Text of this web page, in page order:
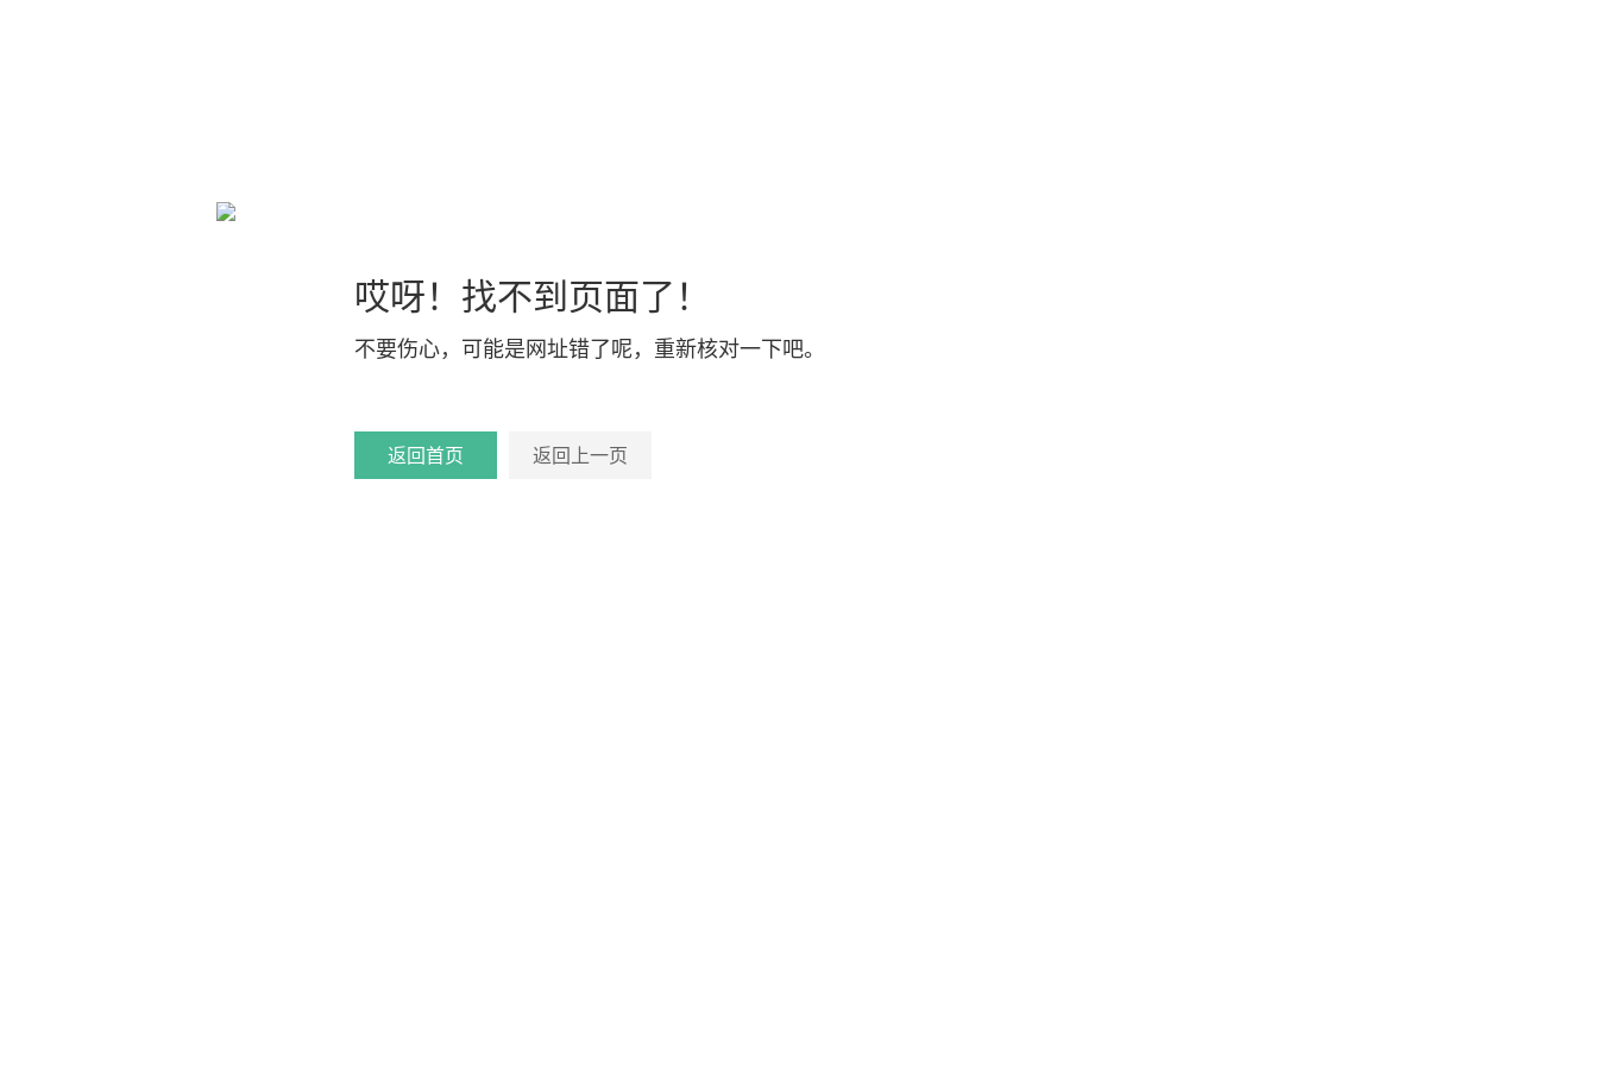
哎呀！找不到页面了！
不要伤心，可能是网址错了呢，重新核对一下吧。
返回首页 返回上一页